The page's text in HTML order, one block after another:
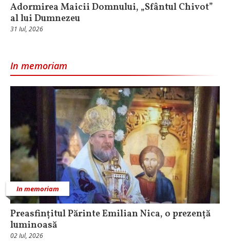
Adormirea Maicii Domnului, „Sfântul Chivot”
al lui Dumnezeu
31 Iul, 2026
In memoriam
In memoriam
Preasfințitul Părinte Emilian Nica, o prezență
luminoasă
02 Iul, 2026